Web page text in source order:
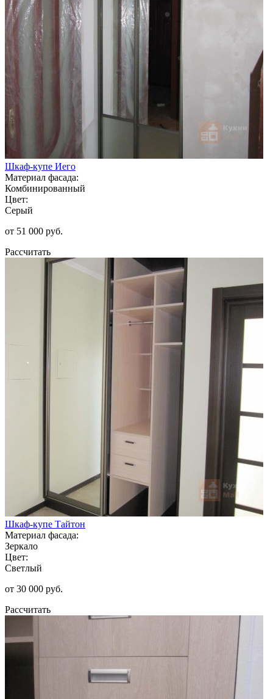
Шкаф-купе Иего
Материал фасада:
Комбинированный
Цвет:
Серый
от 51 000 руб.
Рассчитать
Шкаф-купе Тайтон
Материал фасада:
Зеркало
Цвет:
Светлый
от 30 000 руб.
Рассчитать